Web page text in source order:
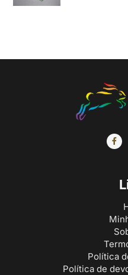
Política
Política de